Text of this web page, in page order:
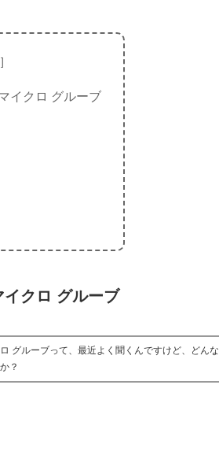
イクロ グルーブ
クロ グルーブ
グルーブって、最近よく聞くんですけど、どんな
？